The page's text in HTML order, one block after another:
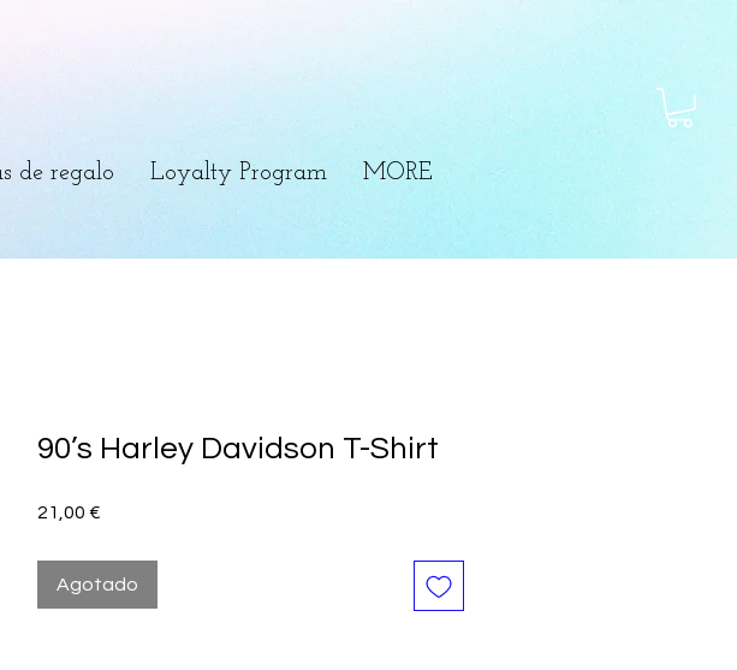
de regalo Loyalty Program MORE
90’s Harley Davidson T-Shirt
21,00 €
Agotado